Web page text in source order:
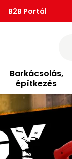
B2B Portál
Barkácsolás,
építkezés